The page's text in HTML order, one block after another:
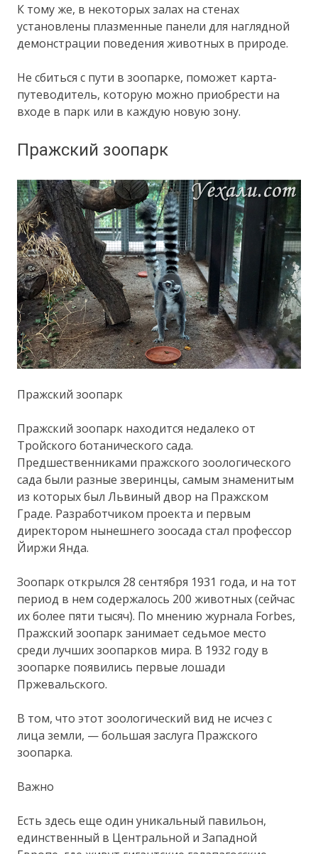
К тому же, в некоторых залах на стенах
установлены плазменные панели для наглядной
демонстрации поведения животных в природе.
Не сбиться с пути в зоопарке, поможет карта-
путеводитель, которую можно приобрести на
входе в парк или в каждую новую зону.
Пражский зоопарк
Пражский зоопарк
Пражский зоопарк находится недалеко от
Тройского ботанического сада.
Предшественниками пражского зоологического
сада были разные зверинцы, самым знаменитым
из которых был Львиный двор на Пражском
Граде. Разработчиком проекта и первым
директором нынешнего зоосада стал профессор
Йиржи Янда.
Зоопарк открылся 28 сентября 1931 года, и на тот
период в нем содержалось 200 животных (сейчас
их более пяти тысяч). По мнению журнала Forbes,
Пражский зоопарк занимает седьмое место
среди лучших зоопарков мира. В 1932 году в
зоопарке появились первые лошади
Пржевальского.
В том, что этот зоологический вид не исчез с
лица земли, — большая заслуга Пражского
зоопарка.
Важно
Есть здесь еще один уникальный павильон,
единственный в Центральной и Западной